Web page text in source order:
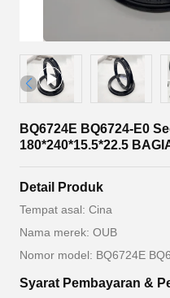
BQ6724E BQ6724-E0
180*240*15.5*22.5
Detail Produk
Tempat asal: Cina
Nama merek: OUB
Nomor model: BQ6724E
Syarat Pembayaran &